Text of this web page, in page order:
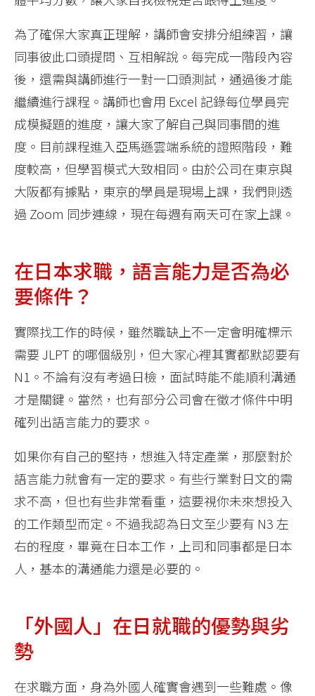
為了確保大家真正理解，講師會安排分組練習，讓
同事彼此口頭提問、互相解說。每完成一階段內容
後，還需與講師進行一對一口頭測試，通過後才能
繼續進行課程。講師也會用 Excel 記錄每位學員完
成模擬題的進度，讓大家了解自己與同事間的進
度。目前課程進入亞馬遜雲端系統的證照階段，難
度較高，但學習模式大致相同。由於公司在東京與
大阪都有據點，東京的學員是現場上課，我們則透
過 Zoom 同步連線，現在每週有兩天可在家上課。
在日本求職，語言能力是否為必
要條件？
實際找工作的時候，雖然職缺上不一定會明確標示
需要 JLPT 的哪個級別，但大家心裡其實都默認要有
N1。不論有沒有考過日檢，面試時能不能順利溝通
才是關鍵。當然，也有部分公司會在徵才條件中明
確列出語言能力的要求。
如果你有自己的堅持，想進入特定產業，那麼對於
語言能力就會有一定的要求。有些行業對日文的需
求不高，但也有些非常看重，這要視你未來想投入
的工作類型而定。不過我認為日文至少要有 N3 左
右的程度，畢竟在日本工作，上司和同事都是日本
人，基本的溝通能力還是必要的。
「外國人」在日就職的優勢與劣
勢
在求職方面，身為外國人確實會遇到一些難處。像